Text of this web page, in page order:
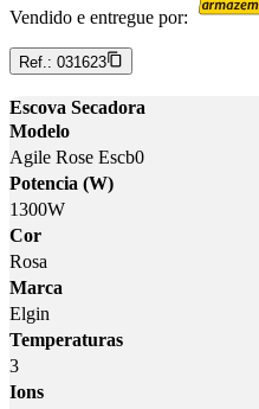
Vendido e entregue por:
Ref.: 031623
Escova Secadora
Modelo
Agile Rose Escb0
Potencia (W)
1300W
Cor
Rosa
Marca
Elgin
Temperaturas
3
Ions